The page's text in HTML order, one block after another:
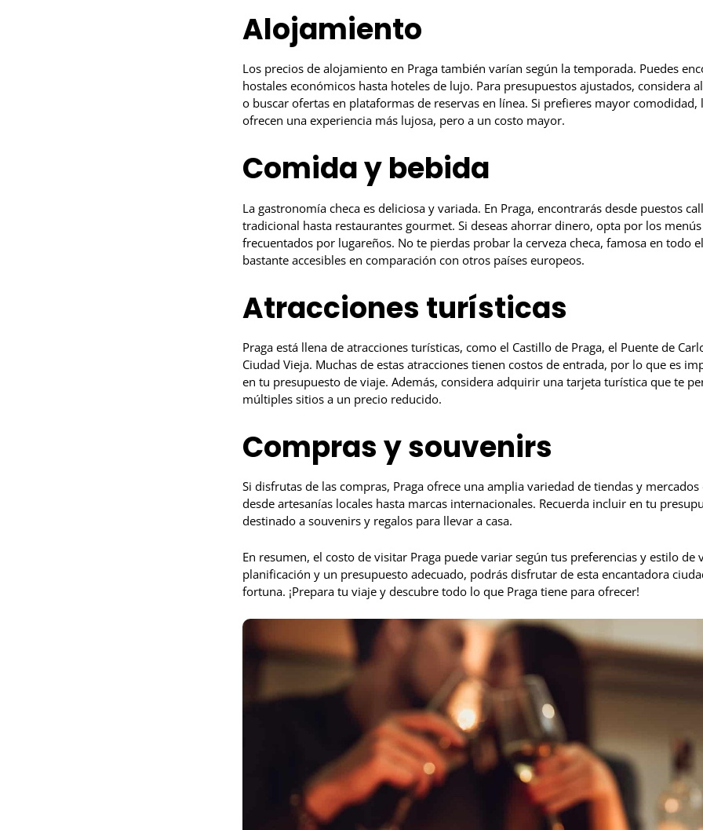
Alojamiento
Los precios de alojamiento en Praga también varían según la temporada. Puedes
hostales económicos hasta hoteles de lujo. Para presupuestos ajustados, considera
o buscar ofertas en plataformas de reservas en línea. Si prefieres mayor comodidad,
ofrecen una experiencia más lujosa, pero a un costo mayor.
Comida y bebida
La gastronomía checa es deliciosa y variada. En Praga, encontrarás desde puestos
tradicional hasta restaurantes gourmet. Si deseas ahorrar dinero, opta por los
frecuentados por lugareños. No te pierdas probar la cerveza checa, famosa en todo
bastante accesibles en comparación con otros países europeos.
Atracciones turísticas
Praga está llena de atracciones turísticas, como el Castillo de Praga, el Puente de
Ciudad Vieja. Muchas de estas atracciones tienen costos de entrada, por lo que es
en tu presupuesto de viaje. Además, considera adquirir una tarjeta turística que te
múltiples sitios a un precio reducido.
Compras y souvenirs
Si disfrutas de las compras, Praga ofrece una amplia variedad de tiendas y
desde artesanías locales hasta marcas internacionales. Recuerda incluir en tu
destinado a souvenirs y regalos para llevar a casa.
En resumen, el costo de visitar Praga puede variar según tus preferencias y estilo de
planificación y un presupuesto adecuado, podrás disfrutar de esta encantadora
fortuna. ¡Prepara tu viaje y descubre todo lo que Praga tiene para ofrecer!